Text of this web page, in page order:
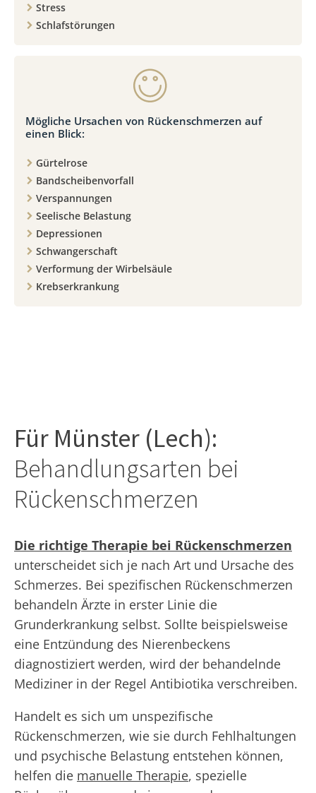
Stress
Schlafstörungen
Mögliche Ursachen von Rückenschmerzen auf
einen Blick:
Gürtelrose
Bandscheibenvorfall
Verspannungen
Seelische Belastung
Depressionen
Schwangerschaft
Verformung der Wirbelsäule
Krebserkrankung
Für Münster (Lech):
Behandlungsarten bei
Rückenschmerzen
Die richtige Therapie bei Rückenschmerzen
unterscheidet sich je nach Art und Ursache des
Schmerzes. Bei spezifischen Rückenschmerzen
behandeln Ärzte in erster Linie die
Grunderkrankung selbst. Sollte beispielsweise
eine Entzündung des Nierenbeckens
diagnostiziert werden, wird der behandelnde
Mediziner in der Regel Antibiotika verschreiben.
Handelt es sich um unspezifische
Rückenschmerzen, wie sie durch Fehlhaltungen
und psychische Belastung entstehen können,
helfen die manuelle Therapie, spezielle